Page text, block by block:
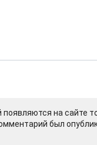
на сайте
был